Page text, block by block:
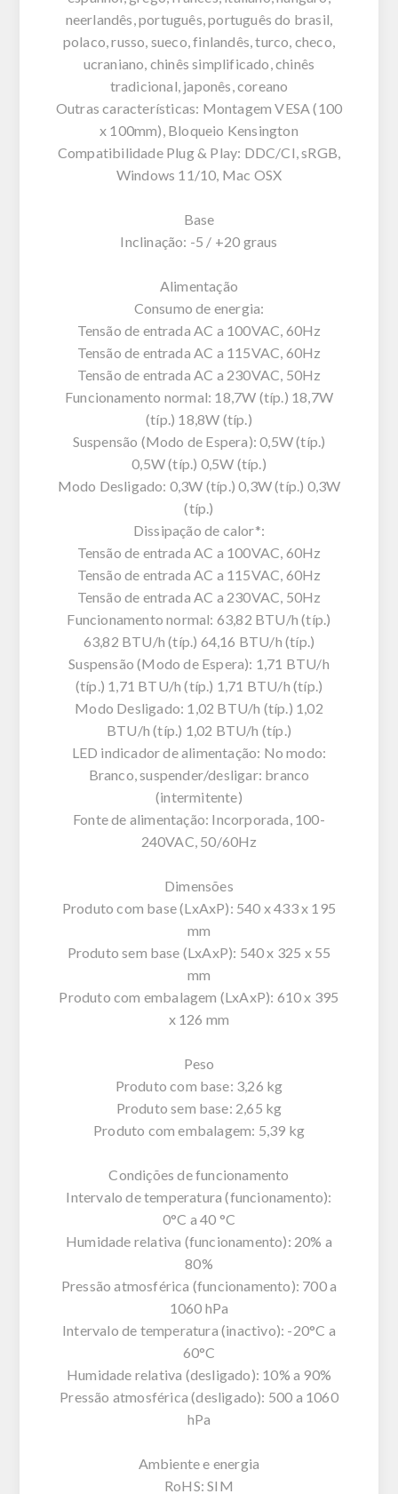
neerlandês, português, português do brasil,
polaco, russo, sueco, finlandês, turco, checo,
ucraniano, chinês simplificado, chinês
tradicional, japonês, coreano
Outras características: Montagem VESA (100
x 100mm), Bloqueio Kensington
Compatibilidade Plug & Play: DDC/CI, sRGB,
Windows 11/10, Mac OSX
Base
Inclinação: -5 / +20 graus
Alimentação
Consumo de energia:
Tensão de entrada AC a 100VAC, 60Hz
Tensão de entrada AC a 115VAC, 60Hz
Tensão de entrada AC a 230VAC, 50Hz
Funcionamento normal: 18,7W (típ.) 18,7W
(típ.) 18,8W (típ.)
Suspensão (Modo de Espera): 0,5W (típ.)
0,5W (típ.) 0,5W (típ.)
Modo Desligado: 0,3W (típ.) 0,3W (típ.) 0,3W
(típ.)
Dissipação de calor*:
Tensão de entrada AC a 100VAC, 60Hz
Tensão de entrada AC a 115VAC, 60Hz
Tensão de entrada AC a 230VAC, 50Hz
Funcionamento normal: 63,82 BTU/h (típ.)
63,82 BTU/h (típ.) 64,16 BTU/h (típ.)
Suspensão (Modo de Espera): 1,71 BTU/h
(típ.) 1,71 BTU/h (típ.) 1,71 BTU/h (típ.)
Modo Desligado: 1,02 BTU/h (típ.) 1,02
BTU/h (típ.) 1,02 BTU/h (típ.)
LED indicador de alimentação: No modo:
Branco, suspender/desligar: branco
(intermitente)
Fonte de alimentação: Incorporada, 100-
240VAC, 50/60Hz
Dimensões
Produto com base (LxAxP): 540 x 433 x 195
mm
Produto sem base (LxAxP): 540 x 325 x 55
mm
Produto com embalagem (LxAxP): 610 x 395
x 126 mm
Peso
Produto com base: 3,26 kg
Produto sem base: 2,65 kg
Produto com embalagem: 5,39 kg
Condições de funcionamento
Intervalo de temperatura (funcionamento):
0°C a 40 °C
Humidade relativa (funcionamento): 20% a
80%
Pressão atmosférica (funcionamento): 700 a
1060 hPa
Intervalo de temperatura (inactivo): -20°C a
60°C
Humidade relativa (desligado): 10% a 90%
Pressão atmosférica (desligado): 500 a 1060
hPa
Ambiente e energia
RoHS: SIM